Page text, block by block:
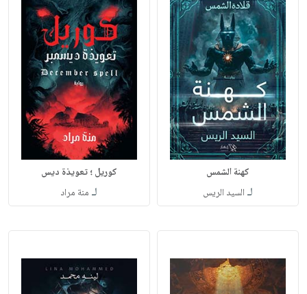
كهنة الشمس
لـ السيد الريس
كوريل ؛ تعويذة ديس
لـ منة مراد